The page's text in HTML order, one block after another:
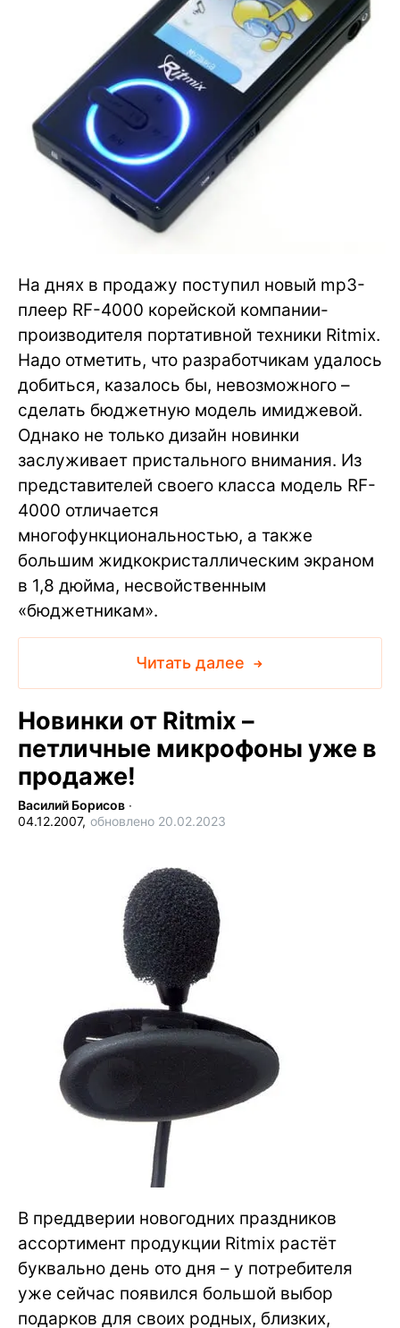
На днях в продажу поступил новый mp3-
плеер RF-4000 корейской компании-
производителя портативной техники Ritmix.
Надо отметить, что разработчикам удалось
добиться, казалось бы, невозможного –
сделать бюджетную модель имиджевой.
Однако не только дизайн новинки
заслуживает пристального внимания. Из
представителей своего класса модель RF-
4000 отличается
многофункциональностью, а также
большим жидкокристаллическим экраном
в 1,8 дюйма, несвойственным
«бюджетникам».
Читать далее
Новинки от Ritmix –
петличные микрофоны уже в
продаже!
Василий Борисов ∙
04.12.2007, обновлено 20.02.2023
В преддверии новогодних праздников
ассортимент продукции Ritmix растёт
буквально день ото дня – у потребителя
уже сейчас появился большой выбор
подарков для своих родных, близких,